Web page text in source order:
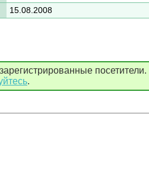
15.08.2008
посетители.
.